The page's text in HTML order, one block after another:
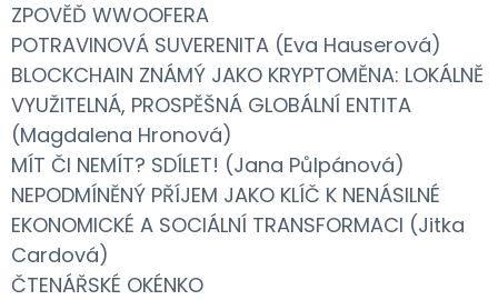
ZPOVĚĎ WWOOFERA
POTRAVINOVÁ SUVERENITA (Eva Hauserová)
BLOCKCHAIN ZNÁMÝ JAKO KRYPTOMĚNA: LOKÁLNĚ
VYUŽITELNÁ, PROSPĚŠNÁ GLOBÁLNÍ ENTITA
(Magdalena Hronová)
MÍT ČI NEMÍT? SDÍLET! (Jana Půlpánová)
NEPODMÍNĚNÝ PŘÍJEM JAKO KLÍČ K NENÁSILNÉ
EKONOMICKÉ A SOCIÁLNÍ TRANSFORMACI (Jitka
Cardová)
ČTENÁŘSKÉ OKÉNKO